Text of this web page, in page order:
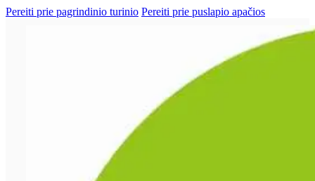
Pereiti prie pagrindinio turinio Pereiti prie puslapio apačios